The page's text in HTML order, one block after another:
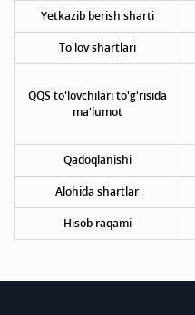
Yetkazib berish sharti
To'lov shartlari
QQS to'lovchilari to'g'risida
ma'lumot
Qadoqlanishi
Alohida shartlar
Hisob raqami